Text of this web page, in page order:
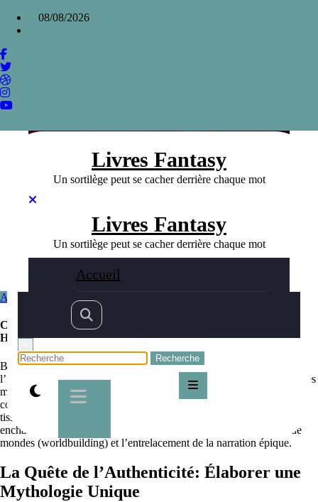
contenu
08/08/2026
Livres Fantasy
Un sortilège peut se cacher derrière chaque mot
Livres Fantasy
Un sortilège peut se cacher derrière chaque mot
Accueil
Création de monde et narration dans Le
Grand Livre des Hommes par Julien Jale
Auteurs Fanatsy
Création de monde et narration dans Le Grand Livre des
Hommes par Julien Jale
Bienvenue, valeureux navigateurs des vastes royaumes de
l’imagination, où la magie et la mythologie se fondent dans l’étoffe des
mondes que nous explorons page après page. Aujourd’hui, je vous
convie à une chevauchée à travers l’univers que j’ai personnellement
tissé dans « Le Grand Livre des Hommes ». Je suis Julien Jale,
enchanteur des mots et votre guide dans l’art subtil de la création de
mondes (worldbuilding) et l’entrelacement de la narration épique.
La Quête de l’Authenticité: Élaborer une
Mythologie Unique